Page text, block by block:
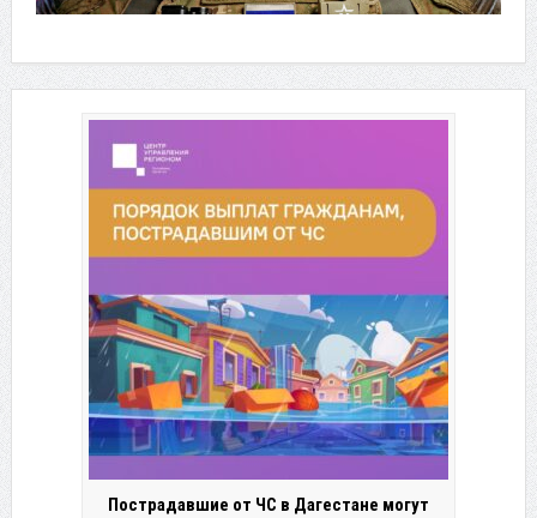
Пострадавшие от ЧС в Дагестане могут